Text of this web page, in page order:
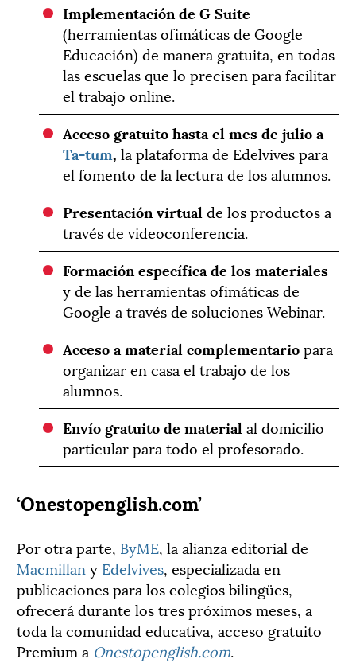
Implementación de G Suite
(herramientas ofimáticas de Google
Educación) de manera gratuita, en todas
las escuelas que lo precisen para facilitar
el trabajo online.
Acceso gratuito hasta el mes de julio a
Ta-tum,la plataforma de Edelvives para
el fomento de la lectura de los alumnos.
Presentación virtualde los productos a
través de videoconferencia.
Formación específica de los materiales
y de las herramientas ofimáticas de
Google a través de soluciones Webinar.
Acceso a material complementariopara
organizar en casa el trabajo de los
alumnos.
Envío gratuito de materialal domicilio
particular para todo el profesorado.
‘Onestopenglish.com’
Por otra parte, ByME, la alianza editorial de
Macmillan y Edelvives, especializada en
publicaciones para los colegios bilingües,
ofrecerá durante los tres próximos meses, a
toda la comunidad educativa, acceso gratuito
Premium a Onestopenglish.com.